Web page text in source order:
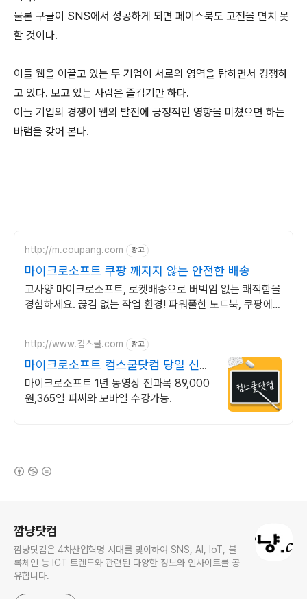
물론 구글이 SNS에서 성공하게 되면 페이스북도 고전을 면치 못
할 것이다.
이들 웹을 이끌고 있는 두 기업이 서로의 영역을 탐하면서 경쟁하
고 있다. 보고 있는 사람은 즐겁기만 하다.
이들 기업의 경쟁이 웹의 발전에 긍정적인 영향을 미쳤으면 하는
바램을 갖어 본다.
http://m.coupang.com 광고
마이크로소프트 쿠팡 깨지지 않는 안전한 배송
고사양 마이크로소프트, 로켓배송으로 버벅임 없는 쾌적함을
경험하세요. 끊김 없는 작업 환경! 파워풀한 노트북, 쿠팡에서
http://www.컴스쿨.com 광고
마이크로소프트 컴스쿨닷컴 당일 신청
&결제시 기프티콘!
마이크로소프트 1년 동영상 전과목 89,000
원,365일 피씨와 모바일 수강가능.
깜냥닷컴
깜냥닷컴은 4차산업혁명 시대를 맞이하여 SNS, AI, IoT, 블
록체인 등 ICT 트렌드와 관련된 다양한 정보와 인사이트를 공
유합니다.